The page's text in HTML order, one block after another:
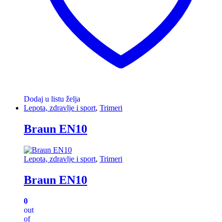
Dodaj u listu želja
Lepota, zdravlje i sport, Trimeri
Braun EN10
Lepota, zdravlje i sport, Trimeri
Braun EN10
0
out
of